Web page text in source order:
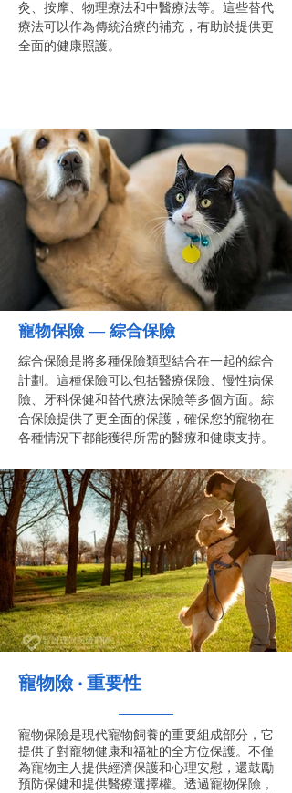
灸、按摩、物理療法和中醫療法等。這些替代
療法可以作為傳統治療的補充，有助於提供更
全面的健康照護。
寵物保險 — 綜合保險
綜合保險是將多種保險類型結合在一起的綜合
計劃。這種保險可以包括醫療保險、慢性病保
險、牙科保健和替代療法保險等多個方面。綜
合保險提供了更全面的保護，確保您的寵物在
各種情況下都能獲得所需的醫療和健康支持。
寵物險 ‧ 重要性
寵物保險是現代寵物飼養的重要組成部分，它
提供了對寵物健康和福祉的全方位保護。不僅
為寵物主人提供經濟保護和心理安慰，還鼓勵
預防保健和提供醫療選擇權。透過寵物保險，